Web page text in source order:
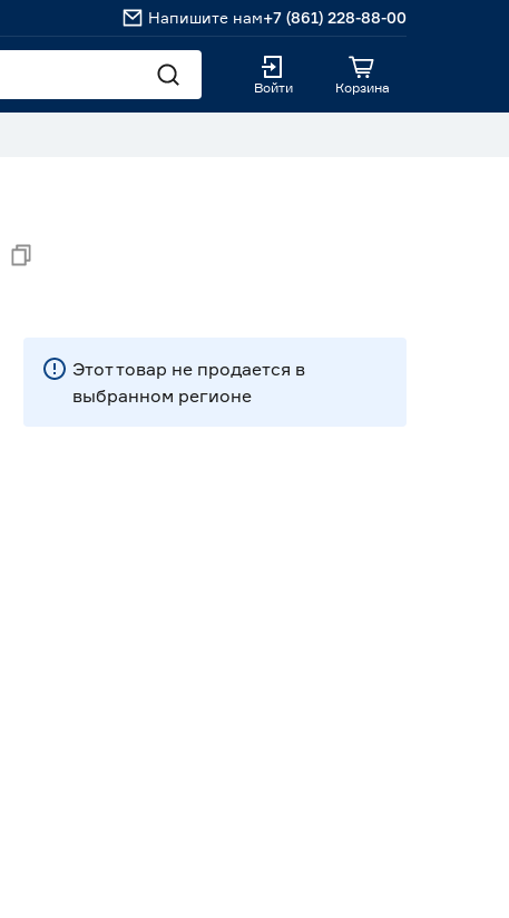
Напишите нам+7 (861) 228-88-00
Войти Корзина
Этот товар не продается в
выбранном регионе